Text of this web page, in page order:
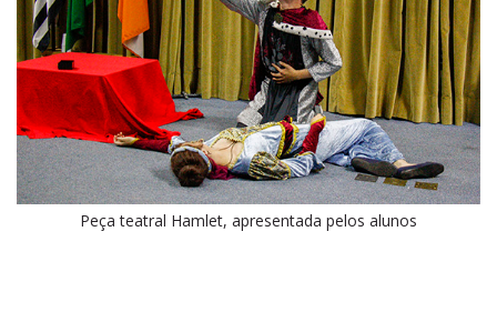
Peça teatral Hamlet, apresentada pelos alunos